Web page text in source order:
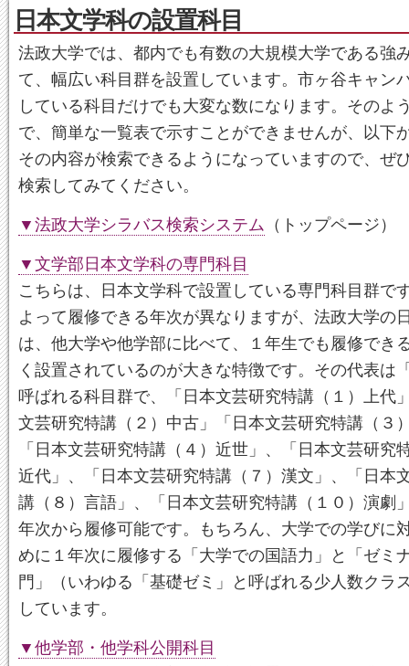
日本文学科の設置科目
法政大学では、都内でも有数の大規模大学である強
て、幅広い科目群を設置しています。市ヶ谷キャン
している科目だけでも大変な数になります。そのよ
で、簡単な一覧表で示すことができませんが、以下
その内容が検索できるようになっていますので、ぜ
検索してみてください。
▼法政大学シラバス検索システム （トップページ）
▼文学部日本文学科の専門科目
こちらは、日本文学科で設置している専門科目群で
よって履修できる年次が異なりますが、法政大学の
は、他大学や他学部に比べて、１年生でも履修でき
く設置されているのが大きな特徴です。その代表は
呼ばれる科目群で、「日本文芸研究特講（１）上代
文芸研究特講（２）中古」「日本文芸研究特講（３
「日本文芸研究特講（４）近世」、「日本文芸研究
近代」、「日本文芸研究特講（７）漢文」、「日本
講（８）言語」、「日本文芸研究特講（１０）演劇
年次から履修可能です。もちろん、大学での学びに
めに１年次に履修する「大学での国語力」と「ゼミ
門」（いわゆる「基礎ゼミ」と呼ばれる少人数クラ
しています。
▼他学部・他学科公開科目